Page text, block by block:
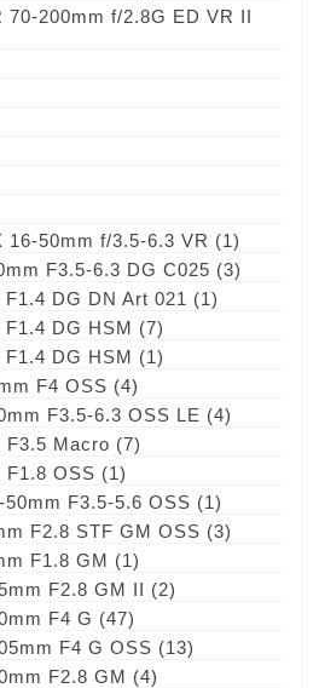
70-200mm f/2.8G ED VR II
16-50mm f/3.5-6.3 VR (1)
F3.5-6.3 DG C025 (3)
DG DN Art 021 (1)
DG HSM (7)
DG HSM (1)
F4 OSS (4)
F3.5-6.3 OSS LE (4)
F3.5 Macro (7)
F1.8 OSS (1)
F3.5-5.6 OSS (1)
F2.8 STF GM OSS (3)
F1.8 GM (1)
F2.8 GM II (2)
F4 G (47)
F4 G OSS (13)
F2.8 GM (4)